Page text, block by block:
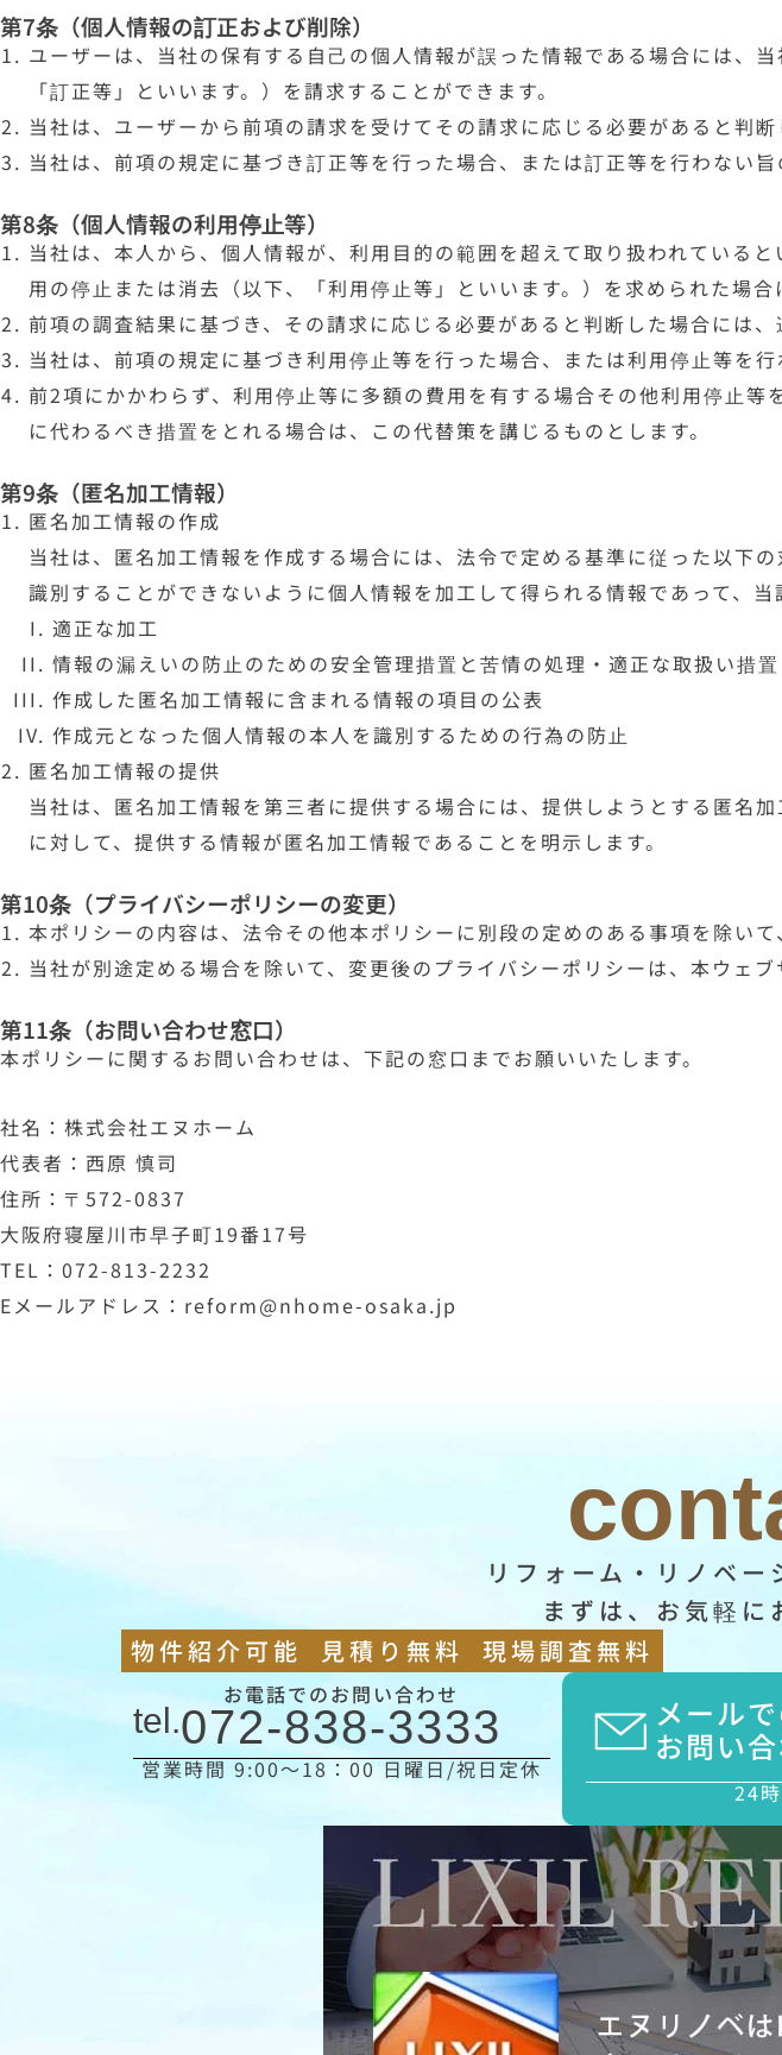
第7条（個人情報の訂正および削除）
ユーザーは、当社の保有する自己の個人情報が誤った情報である場合には、
「訂正等」といいます。）を請求することができます。
当社は、ユーザーから前項の請求を受けてその請求に応じる必要があると判
当社は、前項の規定に基づき訂正等を行った場合、または訂正等を行わない
第8条（個人情報の利用停止等）
当社は、本人から、個人情報が、利用目的の範囲を超えて取り扱われている
用の停止または消去（以下、「利用停止等」といいます。）を求められた場合
前項の調査結果に基づき、その請求に応じる必要があると判断した場合には
当社は、前項の規定に基づき利用停止等を行った場合、または利用停止等を
前2項にかかわらず、利用停止等に多額の費用を有する場合その他利用停止
に代わるべき措置をとれる場合は、この代替策を講じるものとします。
第9条（匿名加工情報）
匿名加工情報の作成
当社は、匿名加工情報を作成する場合には、法令で定める基準に従った以下
識別することができないように個人情報を加工して得られる情報であって、
適正な加工
情報の漏えいの防止のための安全管理措置と苦情の処理・適正な取扱い措置
作成した匿名加工情報に含まれる情報の項目の公表
作成元となった個人情報の本人を識別するための行為の防止
匿名加工情報の提供
当社は、匿名加工情報を第三者に提供する場合には、提供しようとする匿名
に対して、提供する情報が匿名加工情報であることを明示します。
第10条（プライバシーポリシーの変更）
本ポリシーの内容は、法令その他本ポリシーに別段の定めのある事項を除い
当社が別途定める場合を除いて、変更後のプライバシーポリシーは、本ウェ
第11条（お問い合わせ窓口）
本ポリシーに関するお問い合わせは、下記の窓口までお願いいたします。
社名：株式会社エヌホーム
代表者：西原 慎司
住所：〒572-0837
大阪府寝屋川市早子町19番17号
TEL：072-813-2232
Eメールアドレス：reform@nhome-osaka.jp
リフォーム・リノベ
まずは、お気軽に
物件紹介可能
見積り無料 現場調査無料
お電話でのお問い合わせ
tel.072-838-3333
営業時間 9:00〜18：00 日曜日/祝日定休
メール
お問い
24